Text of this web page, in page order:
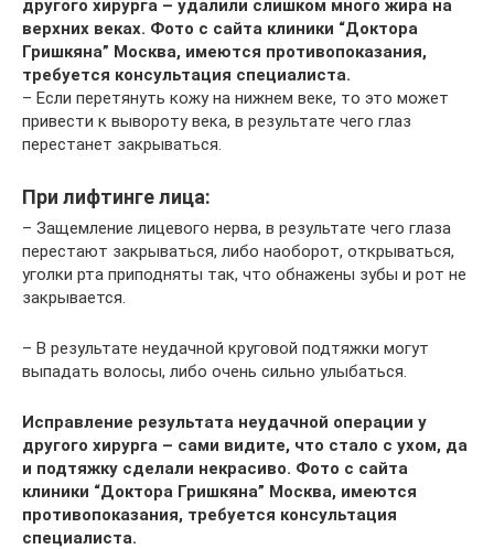
другого хирурга – удалили слишком много жира на
верхних веках. Фото с сайта клиники “Доктора
Гришкяна” Москва, имеются противопоказания,
требуется консультация специалиста.
– Если перетянуть кожу на нижнем веке, то это может
привести к вывороту века, в результате чего глаз
перестанет закрываться.
При лифтинге лица:
– Защемление лицевого нерва, в результате чего глаза
перестают закрываться, либо наоборот, открываться,
уголки рта приподняты так, что обнажены зубы и рот не
закрывается.
– В результате неудачной круговой подтяжки могут
выпадать волосы, либо очень сильно улыбаться.
Исправление результата неудачной операции у
другого хирурга – сами видите, что стало с ухом, да
и подтяжку сделали некрасиво. Фото с сайта
клиники “Доктора Гришкяна” Москва, имеются
противопоказания, требуется консультация
специалиста.